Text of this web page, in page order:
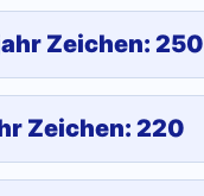
Zeichen: 250
Zeichen: 220